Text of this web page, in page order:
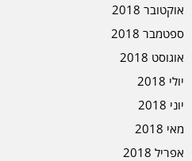
אוקטובר 2018
ספטמבר 2018
אוגוסט 2018
יולי 2018
יוני 2018
מאי 2018
אפריל 2018